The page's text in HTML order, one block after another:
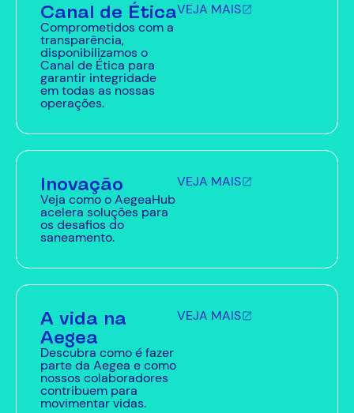
Canal de Ética
Comprometidos com a
transparência,
disponibilizamos o
Canal de Ética para
garantir integridade
em todas as nossas
operações.
VEJA MAIS
Inovação
Veja como o AegeaHub
acelera soluções para
os desafios do
saneamento.
VEJA MAIS
A vida na
Aegea
Descubra como é fazer
parte da Aegea e como
nossos colaboradores
contribuem para
movimentar vidas.
VEJA MAIS